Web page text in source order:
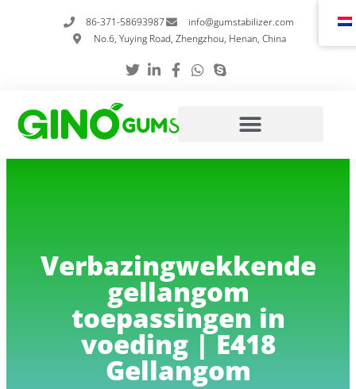
86-371-58693987
info@gumstabilizer.com
No.6, Yuying Road, Zhengzhou, Henan, China
Verbazingwekkende
gellangom
toepassingen in
voeding | E418
Gellangom